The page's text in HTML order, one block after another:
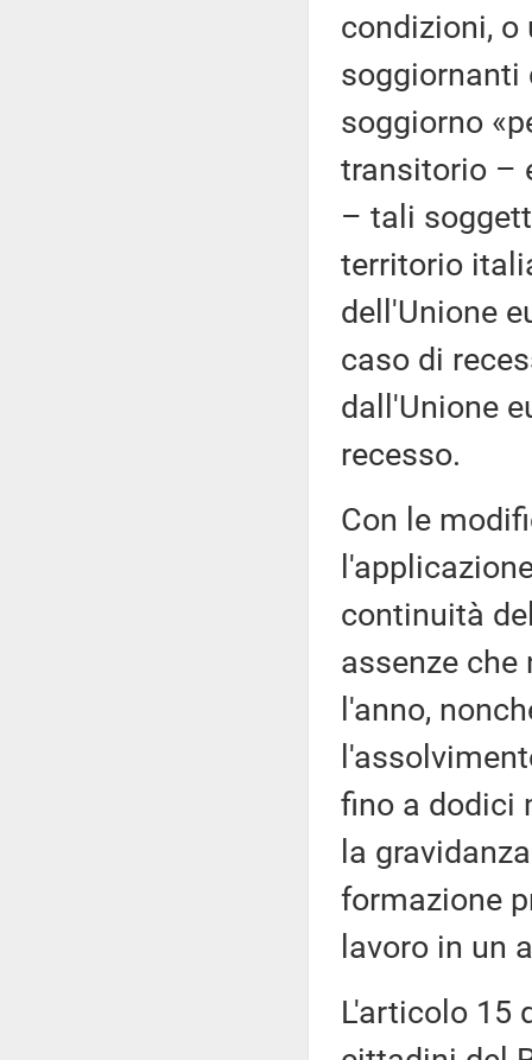
condizioni, o
soggiornanti
soggiorno
transitorio –
– tali
territorio
dell'Unione
caso di
dall'Unione
recesso.
Con le
continuità
assenze
l'anno,
fino a dodici
la
formazione
lavoro in un
L'articolo 15